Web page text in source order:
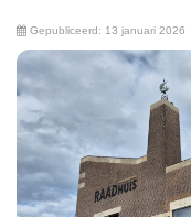
Gepubliceerd: 13 januari 2026